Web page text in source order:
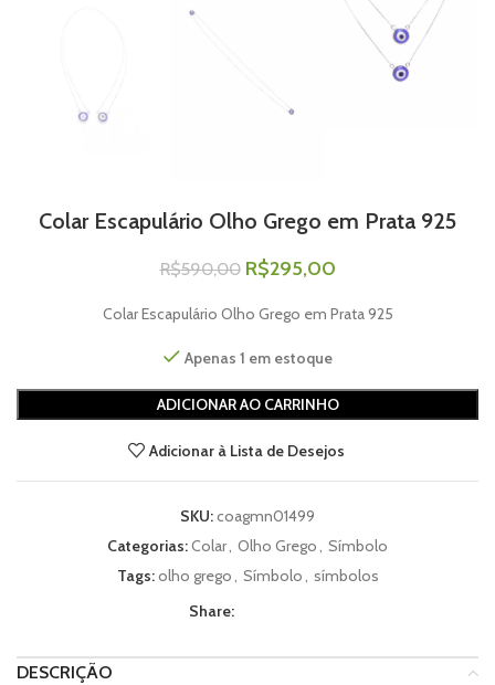
Colar Escapulário Olho Grego em Prata 925
R$590,00 R$295,00
Colar Escapulário Olho Grego em Prata 925
Apenas 1 em estoque
ADICIONAR AO CARRINHO
Adicionar à Lista de Desejos
SKU:coagmn01499
Categorias:Colar, Olho Grego, Símbolo
Tags:olho grego, Símbolo, símbolos
Share:
DESCRIÇÃO